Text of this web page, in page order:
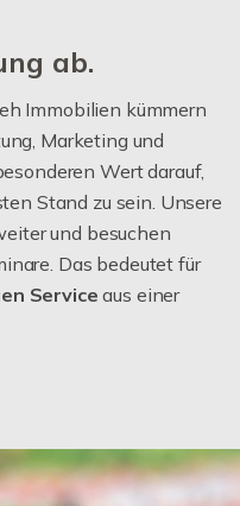
ab.
Immobilien kümmern
Marketing und
Wert darauf,
Stand zu sein. Unsere
und besuchen
Das bedeutet für
Serviceaus einer